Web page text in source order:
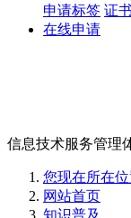
申请标签 证
在线申请
信息技术服务管理
您现在所在位
网站首页
知识普及